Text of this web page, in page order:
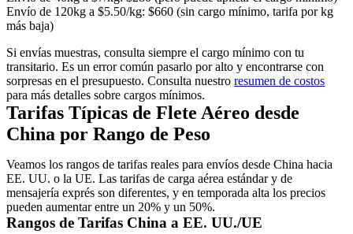
Envío de 120kg a $5.50/kg: $660 (sin cargo mínimo, tarifa por kg
más baja)
Si envías muestras, consulta siempre el cargo mínimo con tu
transitario. Es un error común pasarlo por alto y encontrarse con
sorpresas en el presupuesto. Consulta nuestro resumen de costos
para más detalles sobre cargos mínimos.
Tarifas Típicas de Flete Aéreo desde
China por Rango de Peso
Veamos los rangos de tarifas reales para envíos desde China hacia
EE. UU. o la UE. Las tarifas de carga aérea estándar y de
mensajería exprés son diferentes, y en temporada alta los precios
pueden aumentar entre un 20% y un 50%.
Rangos de Tarifas China a EE. UU./UE